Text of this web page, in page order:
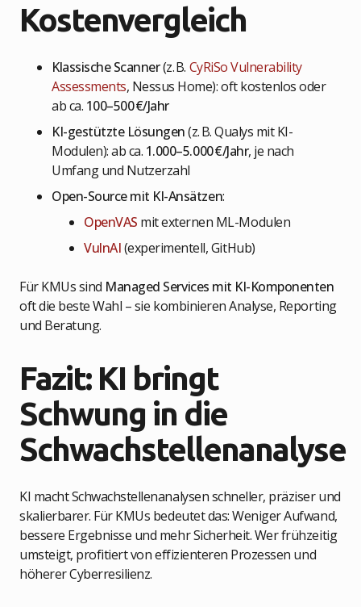
Kostenvergleich
Klassische Scanner(z. B. CyRiSo Vulnerability
Assessments, Nessus Home): oft kostenlos oder
ab ca. 100–500€/Jahr
KI-gestützte Lösungen(z. B. Qualys mit KI-
Modulen): ab ca. 1.000–5.000€/Jahr, je nach
Umfang und Nutzerzahl
Open-Source mit KI-Ansätzen:
OpenVAS mit externen ML-Modulen
VulnAI(experimentell, GitHub)
Für KMUs sind Managed Services mit KI-Komponenten
oft die beste Wahl – sie kombinieren Analyse, Reporting
und Beratung.
Fazit: KI bringt
Schwung in die
Schwachstellenanalyse
KI macht Schwachstellenanalysen schneller, präziser und
skalierbarer. Für KMUs bedeutet das: Weniger Aufwand,
bessere Ergebnisse und mehr Sicherheit. Wer frühzeitig
umsteigt, profitiert von effizienteren Prozessen und
höherer Cyberresilienz.